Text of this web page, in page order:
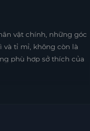
vật chính, những góc
và tỉ mỉ, không còn là
phù hợp sở thích của